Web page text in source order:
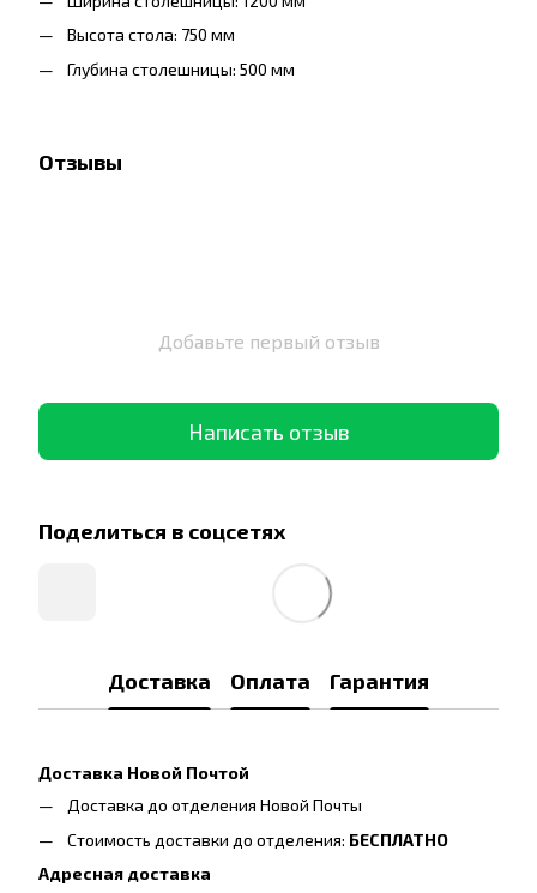
Высота стола: 750 мм
Глубина столешницы: 500 мм
Отзывы
Добавьте первый отзыв
Написать отзыв
Поделиться в соцсетях
Доставка Оплата Гарантия
Доставка Новой Почтой
Доставка до отделения Новой Почты
Стоимость доставки до отделения: БЕСПЛАТНО
Адресная доставка